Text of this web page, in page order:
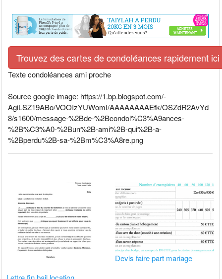
Trouvez des cartes de condoléances rapidement ici
Texte condoléances ami proche
Source google image: https://1.bp.blogspot.com/-
AgiLSZ19ABo/VOOIzYUWomI/AAAAAAAAEfk/OSZdR2AvYd
8/s1600/message-%2Bde-%2Bcondol%C3%A9ances-
%2B%C3%A0-%2Bun%2B-ami%2B-qui%2B-a-
%2Bperdu%2B-sa-%2Bm%C3%A8re.png
Devis faire part mariage